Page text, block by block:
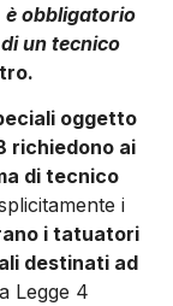
obbligatorio
un tecnico
oggetto
richiedono ai
di tecnico
i
i tatuatori
destinati ad
Legge 4